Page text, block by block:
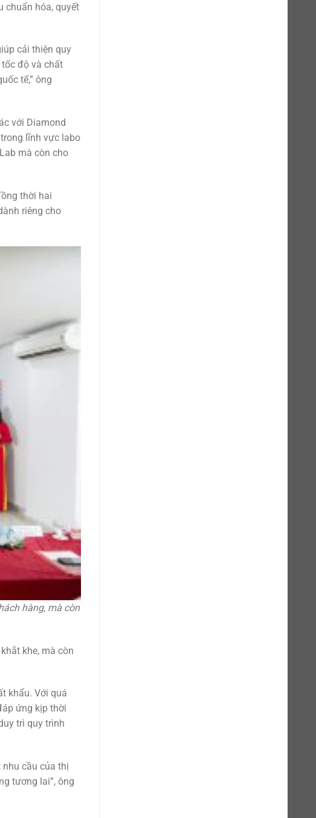
chuẩn hóa, quyết
cải thiện quy
độ và chất
tế,” ông
với Diamond
lĩnh vực labo
mà còn cho
thời hai
riêng cho
hàng, mà còn
khe, mà còn
khẩu. Với quá
ứng kịp thời
trì quy trình
cầu của thị
tương lai”, ông